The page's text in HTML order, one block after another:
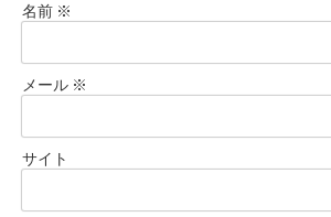
名前 ※
メール ※
サイト